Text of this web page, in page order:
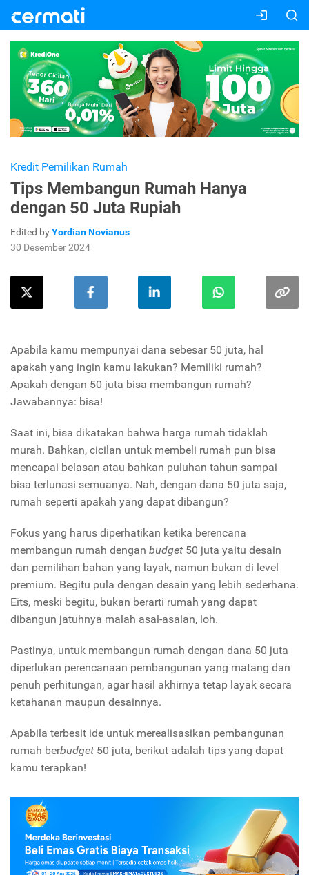
Kredit Pemilikan Rumah
Tips Membangun Rumah Hanya
dengan 50 Juta Rupiah
Edited byYordian Novianus
30 Desember 2024
Apabila kamu mempunyai dana sebesar 50 juta, hal
apakah yang ingin kamu lakukan? Memiliki rumah?
Apakah dengan 50 juta bisa membangun rumah?
Jawabannya: bisa!
Saat ini, bisa dikatakan bahwa harga rumah tidaklah
murah. Bahkan, cicilan untuk membeli rumah pun bisa
mencapai belasan atau bahkan puluhan tahun sampai
bisa terlunasi semuanya. Nah, dengan dana 50 juta saja,
rumah seperti apakah yang dapat dibangun?
Fokus yang harus diperhatikan ketika berencana
membangun rumah dengan budget 50 juta yaitu desain
dan pemilihan bahan yang layak, namun bukan di level
premium. Begitu pula dengan desain yang lebih sederhana.
Eits, meski begitu, bukan berarti rumah yang dapat
dibangun jatuhnya malah asal-asalan, loh.
Pastinya, untuk membangun rumah dengan dana 50 juta
diperlukan perencanaan pembangunan yang matang dan
penuh perhitungan, agar hasil akhirnya tetap layak secara
ketahanan maupun desainnya.
Apabila terbesit ide untuk merealisasikan pembangunan
rumah berbudget 50 juta, berikut adalah tips yang dapat
kamu terapkan!